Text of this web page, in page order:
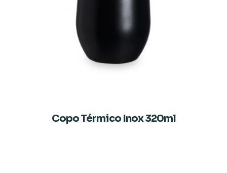
Copo Térmico Inox 320ml